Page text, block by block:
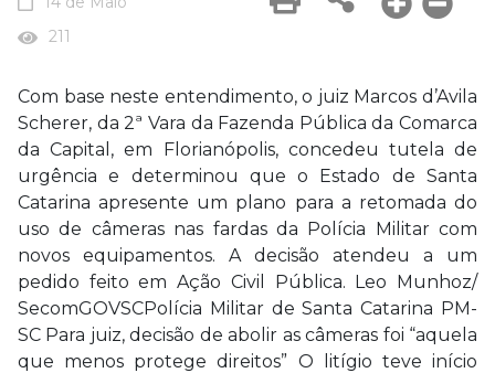
211
Com base neste entendimento, o juiz Marcos d’Avila
Scherer, da 2ª Vara da Fazenda Pública da Comarca
da Capital, em Florianópolis, concedeu tutela de
urgência e determinou que o Estado de Santa
Catarina apresente um plano para a retomada do
uso de câmeras nas fardas da Polícia Militar com
novos equipamentos. A decisão atendeu a um
pedido feito em Ação Civil Pública. Leo Munhoz/
SecomGOVSCPolícia Militar de Santa Catarina PM-
SC Para juiz, decisão de abolir as câmeras foi “aquela
que menos protege direitos” O litígio teve início